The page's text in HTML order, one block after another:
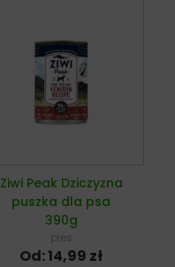
Ziwi Peak Dziczyzna
puszka dla psa
390g
pies
Od:14,99 zł